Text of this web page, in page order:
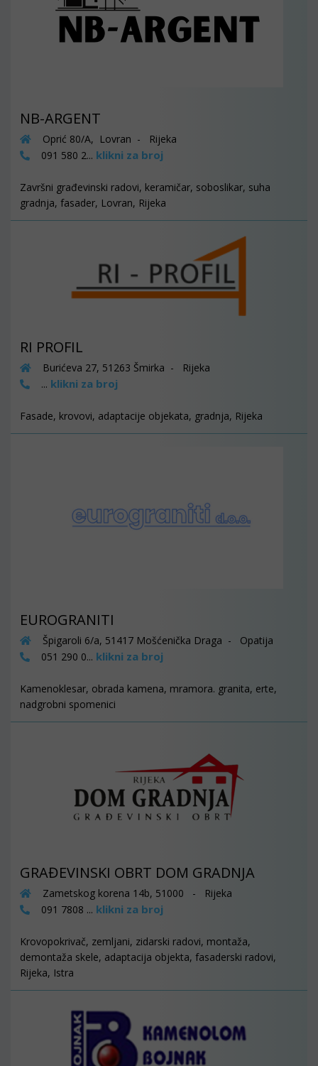
NB-ARGENT
Oprić 80/A, Lovran - Rijeka
091 580 2... klikni za broj
Završni građevinski radovi, keramičar, soboslikar, suha
gradnja, fasader, Lovran, Rijeka
RI PROFIL
Burićeva 27, 51263 Šmirka - Rijeka
... klikni za broj
Fasade, krovovi, adaptacije objekata, gradnja, Rijeka
EUROGRANITI
Špigaroli 6/a, 51417 Mošćenička Draga - Opatija
051 290 0... klikni za broj
Kamenoklesar, obrada kamena, mramora. granita, erte,
nadgrobni spomenici
GRAĐEVINSKI OBRT DOM GRADNJA
Zametskog korena 14b, 51000 - Rijeka
091 7808 ... klikni za broj
Krovopokrivač, zemljani, zidarski radovi, montaža,
demontaža skele, adaptacija objekta, fasaderski radovi,
Rijeka, Istra